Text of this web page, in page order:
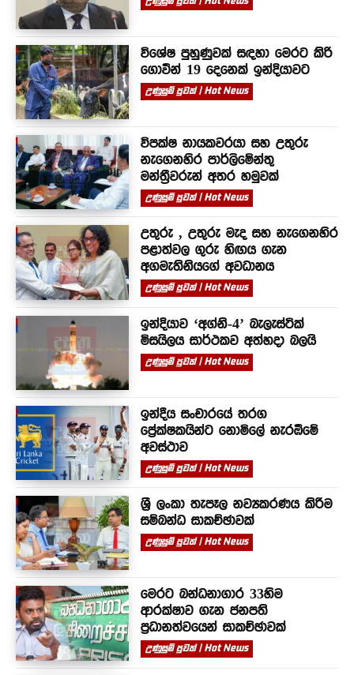
විශේෂ පුහුණුවක් සඳහා මෙරට කිරි
ගොවීන් 19 දෙනෙක් ඉන්දියාවට
උණුසුම් පුවත් | Hot News
විපක්ෂ නායකවරයා සහ උතුරු
නැගෙනහිර පාර්ලිමේන්තු
මන්ත්‍රීවරුන් අතර හමුවක්
උණුසුම් පුවත් | Hot News
උතුරු , උතුරු මැද සහ නැගෙනහිර
පළාත්වල ගුරු හිඟය ගැන
අගමැතිනියගේ අවධානය
උණුසුම් පුවත් | Hot News
ඉන්දියාව ‘අග්නි-4’ බැලැස්ටික්
මිසයිලය සාර්ථකව අත්හදා බලයි
උණුසුම් පුවත් | Hot News
ඉන්දීය සංචාරයේ තරග
ප්‍රේක්ෂකයින්ට නොමිලේ නැරඹීමේ
අවස්ථාව
උණුසුම් පුවත් | Hot News
ශ්‍රී ලංකා තැපෑල නව්‍යකරණය කිරීම
සම්බන්ධ සාකච්ඡාවක්
උණුසුම් පුවත් | Hot News
මෙරට බන්ධනාගාර 33හිම
ආරක්ෂාව ගැන ජනපති
ප්‍රධානත්වයෙන් සාකච්ඡාවක්
උණුසුම් පුවත් | Hot News